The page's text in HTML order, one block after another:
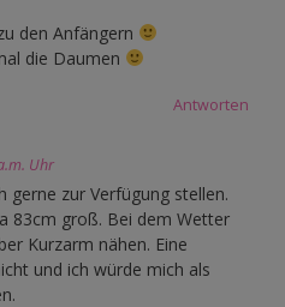
den Anfängern
die Daumen
Antworten
Uhr
gerne zur Verfügung stellen.
83cm groß. Bei dem Wetter
Kurzarm nähen. Eine
und ich würde mich als